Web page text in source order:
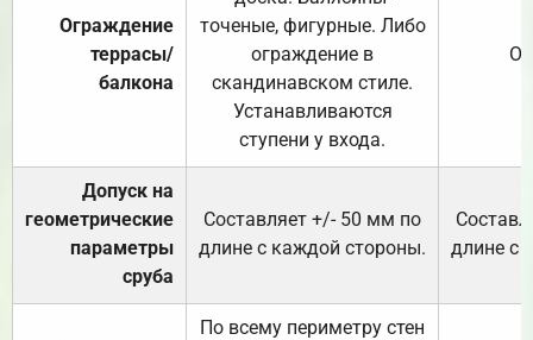
Ограждение
террасы/
балкона
точеные, фигурные. Либо
ограждение в
скандинавском стиле.
Устанавливаются
ступени у входа.
Допуск на
геометрические
параметры
сруба
Составляет +/- 50 мм по
длине с каждой стороны.
длине с
По всему периметру стен